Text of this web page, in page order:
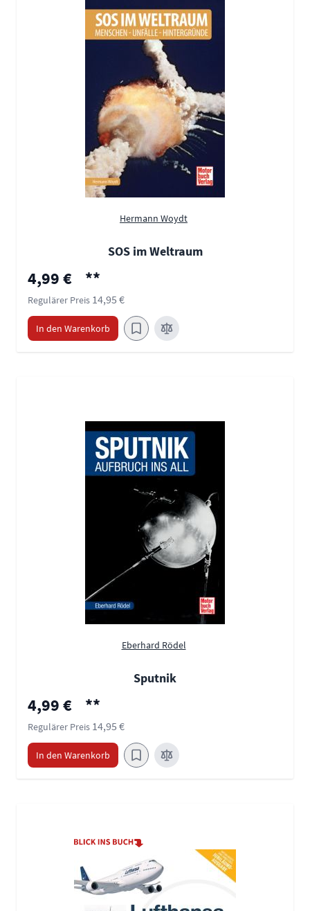
Hermann Woydt
SOS im Weltraum
Sonderpreis
4,99 € **
Regulärer Preis 14,95 €
In den Warenkorb
Eberhard Rödel
Sputnik
Sonderpreis
4,99 € **
Regulärer Preis 14,95 €
In den Warenkorb